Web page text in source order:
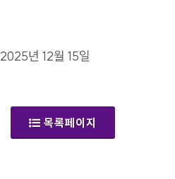
2025년 12월 15일
목록페이지